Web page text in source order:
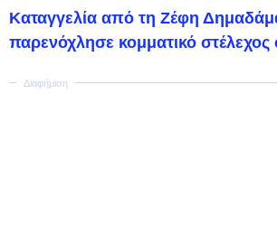
Καταγγελία από τη Ζέφη
παρενόχλησε κομματικό